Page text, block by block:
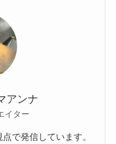
アンナ
イター
で発信しています。